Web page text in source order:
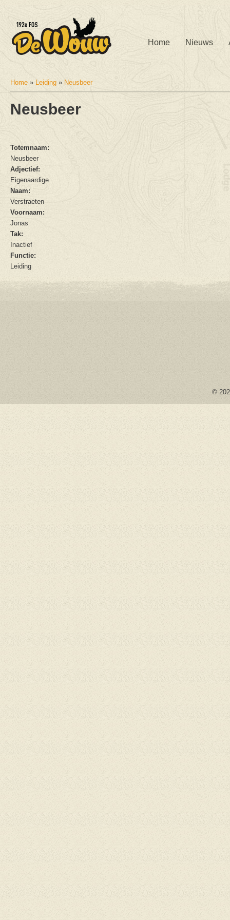
Home Nieuws
U bent hier
Home » Leiding » Neusbeer
Neusbeer
Totemnaam:
Neusbeer
Adjectief:
Eigenaardige
Naam:
Verstraeten
Voornaam:
Jonas
Tak:
Inactief
Functie:
Leiding
©